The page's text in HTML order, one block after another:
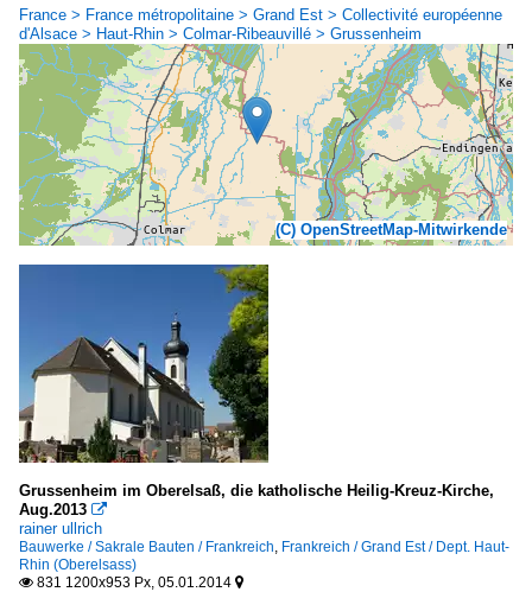
France > France métropolitaine > Grand Est > Collectivité européenne
d'Alsace > Haut-Rhin > Colmar-Ribeauvillé > Grussenheim
(C) OpenStreetMap-Mitwirkende
Grussenheim im Oberelsaß, die katholische Heilig-Kreuz-Kirche,
Aug.2013 
rainer ullrich
Bauwerke / Sakrale Bauten / Frankreich Frankreich / Grand Est / Dept. Haut-
Rhin (Oberelsass)
 831 1200x953 Px, 05.01.2014 